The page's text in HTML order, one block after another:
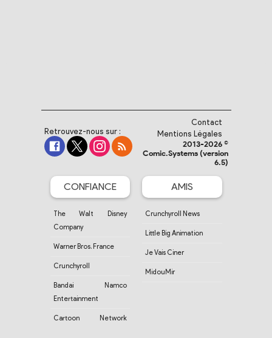
Retrouvez-nous sur :
Contact
Mentions Légales
2013-2026 ©
Comic.Systems (version
6.5)
CONFIANCE
The Walt Disney
Company
Warner Bros. France
Crunchyroll
Bandai Namco
Entertainment
Cartoon Network
AMIS
Crunchyroll News
Little Big Animation
Je Vais Ciner
MidouMir